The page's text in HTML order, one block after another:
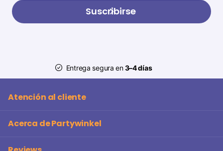
Suscribirse
Entrega segura en3–4 días
Atención al cliente
Acerca de Partywinkel